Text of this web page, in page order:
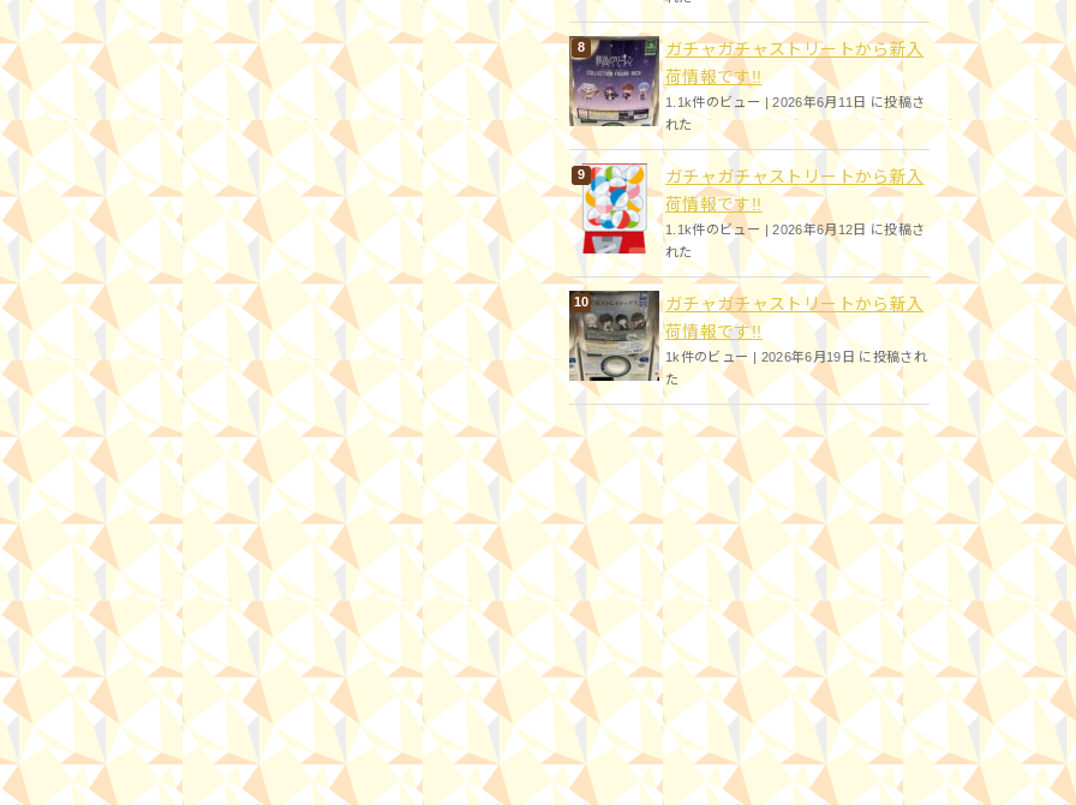
ガチャガチャストリートから新入
荷情報です!!
1.1k件のビュー|2026年6月11日 に投稿さ
れた
ガチャガチャストリートから新入
荷情報です!!
1.1k件のビュー |2026年6月12日 に投稿さ
れた
ガチャガチャストリートから新入
荷情報です!!
1k件のビュー |2026年6月19日 に投稿され
た